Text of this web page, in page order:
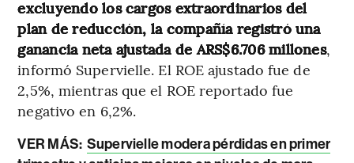
excluyendo los cargos extraordinarios del
plan de reducción, la compañía registró una
ganancia neta ajustada de ARS$6.706 millones,
informó Supervielle. El ROE ajustado fue de
2,5%, mientras que el ROE reportado fue
negativo en 6,2%.
VER MÁS: Supervielle modera pérdidas en primer